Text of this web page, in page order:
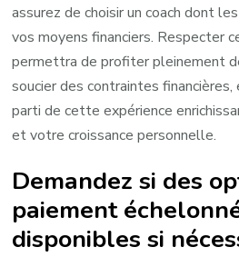
assurez de choisir un coach dont
vos moyens financiers. Respecter
permettra de profiter pleinement
soucier des contraintes
parti de cette expérience
et votre croissance personnelle.
Demandez si des
paiement
disponibles si